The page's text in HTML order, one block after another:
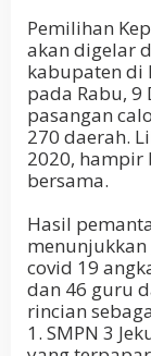
Pemilihan
akan digelar
kabupaten di
pada Rabu, 9
pasangan
270 daerah.
2020, hampir
bersama.
Hasil
covid 19
dan 46 guru
rincian
1. SMPN 3